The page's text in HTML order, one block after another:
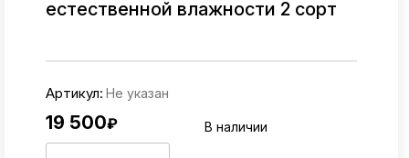
естественной влажности 2 сорт
Артикул: Не указан
19 500₽ В наличии